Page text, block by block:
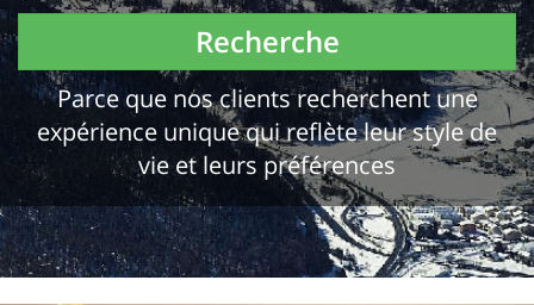
Recherche
Parce que nos clients recherchent une
expérience unique qui reflète leur style de
vie et leurs préférences